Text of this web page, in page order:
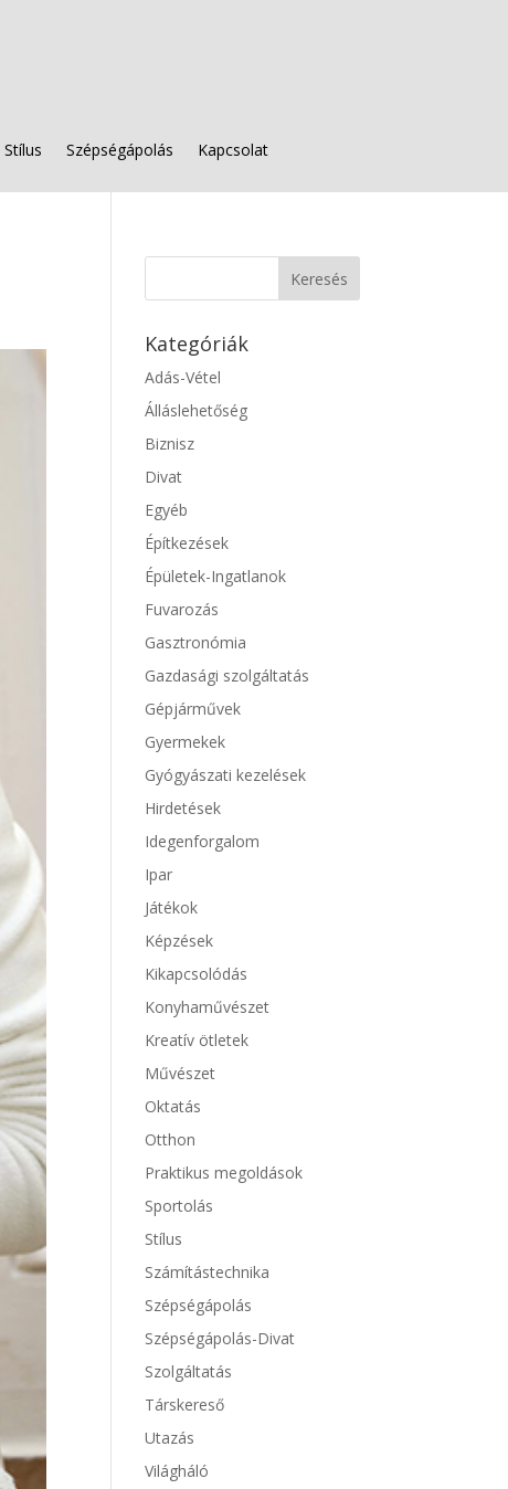
Stílus Szépségápolás Kapcsolat
Kategóriák
Adás-Vétel
Álláslehetőség
Biznisz
Divat
Egyéb
Építkezések
Épületek-Ingatlanok
Fuvarozás
Gasztronómia
Gazdasági szolgáltatás
Gépjárművek
Gyermekek
Gyógyászati kezelések
Hirdetések
Idegenforgalom
Ipar
Játékok
Képzések
Kikapcsolódás
Konyhaművészet
Kreatív ötletek
Művészet
Oktatás
Otthon
Praktikus megoldások
Sportolás
Stílus
Számítástechnika
Szépségápolás
Szépségápolás-Divat
Szolgáltatás
Társkereső
Utazás
Világháló